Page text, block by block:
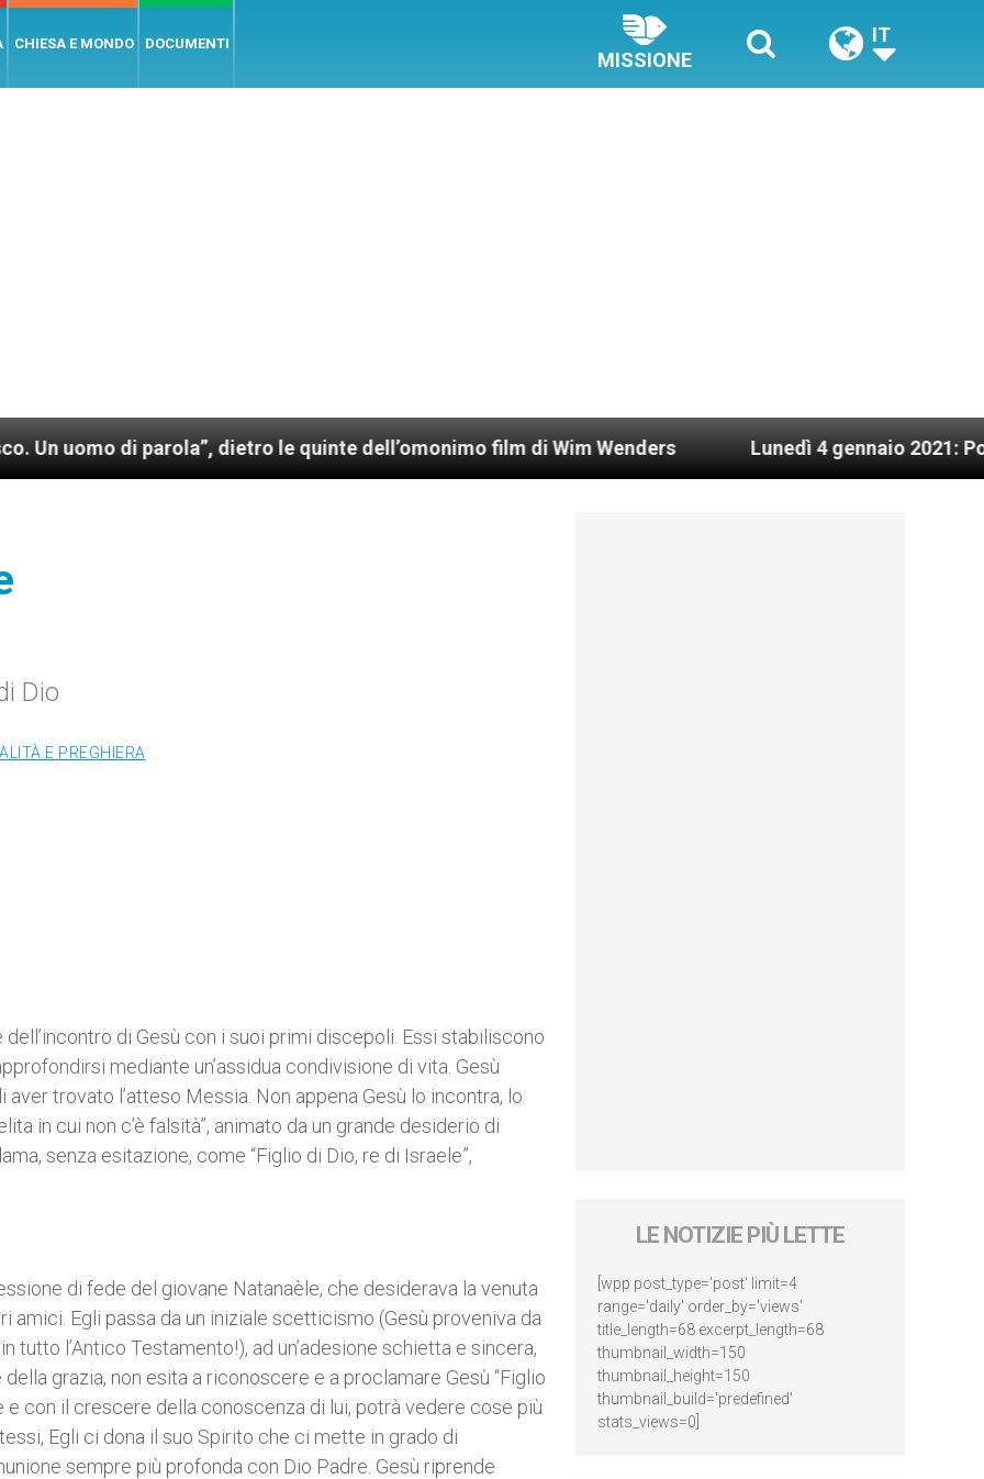
CHIESA E MONDO DOCUMENTI
MISSIONE
IT
di parola”, dietro le quinte dell’omonimo film di Wim Wenders Lunedì 4 gennaio 2021: Possesso
Dio
E PREGHIERA
di Gesù con i suoi primi discepoli. Essi stabiliscono
mediante un’assidua condivisione di vita. Gesù
trovato l’atteso Messia. Non appena Gesù lo incontra, lo
in cui non c’è falsità”, animato da un grande desiderio di
senza esitazione, come “Figlio di Dio, re di Israele”,
di fede del giovane Natanaèle, che desiderava la venuta
amici. Egli passa da un iniziale scetticismo (Gesù proveniva da
tutto l’Antico Testamento!), ad un’adesione schietta e sincera,
grazia, non esita a riconoscere e a proclamare Gesù “Figlio
e con il crescere della conoscenza di lui, potrà vedere cose più
Egli ci dona il suo Spirito che ci mette in grado di
sempre più profonda con Dio Padre. Gesù riprende
LE NOTIZIE PIÙ LETTE
[wpp post_type='post' limit=4
range='daily' order_by='views'
title_length=68 excerpt_length=68
thumbnail_width=150
thumbnail_height=150
thumbnail_build='predefined'
stats_views=0]